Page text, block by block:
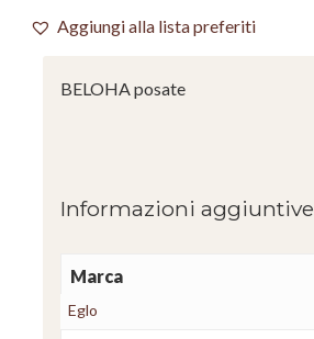
Aggiungi alla lista preferiti
BELOHA posate
Informazioni aggiuntive
Marca
Eglo